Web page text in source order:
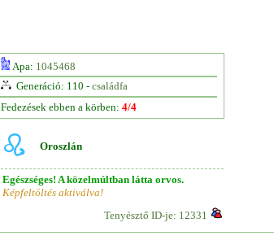
Apa: 1045468
Generáció: 110 - családfa
Fedezések ebben a körben: 4/4
Oroszlán
Egészséges! A közelmúltban látta orvos.
Képfeltöltés aktiválva!
Tenyésztő ID-je: 12331